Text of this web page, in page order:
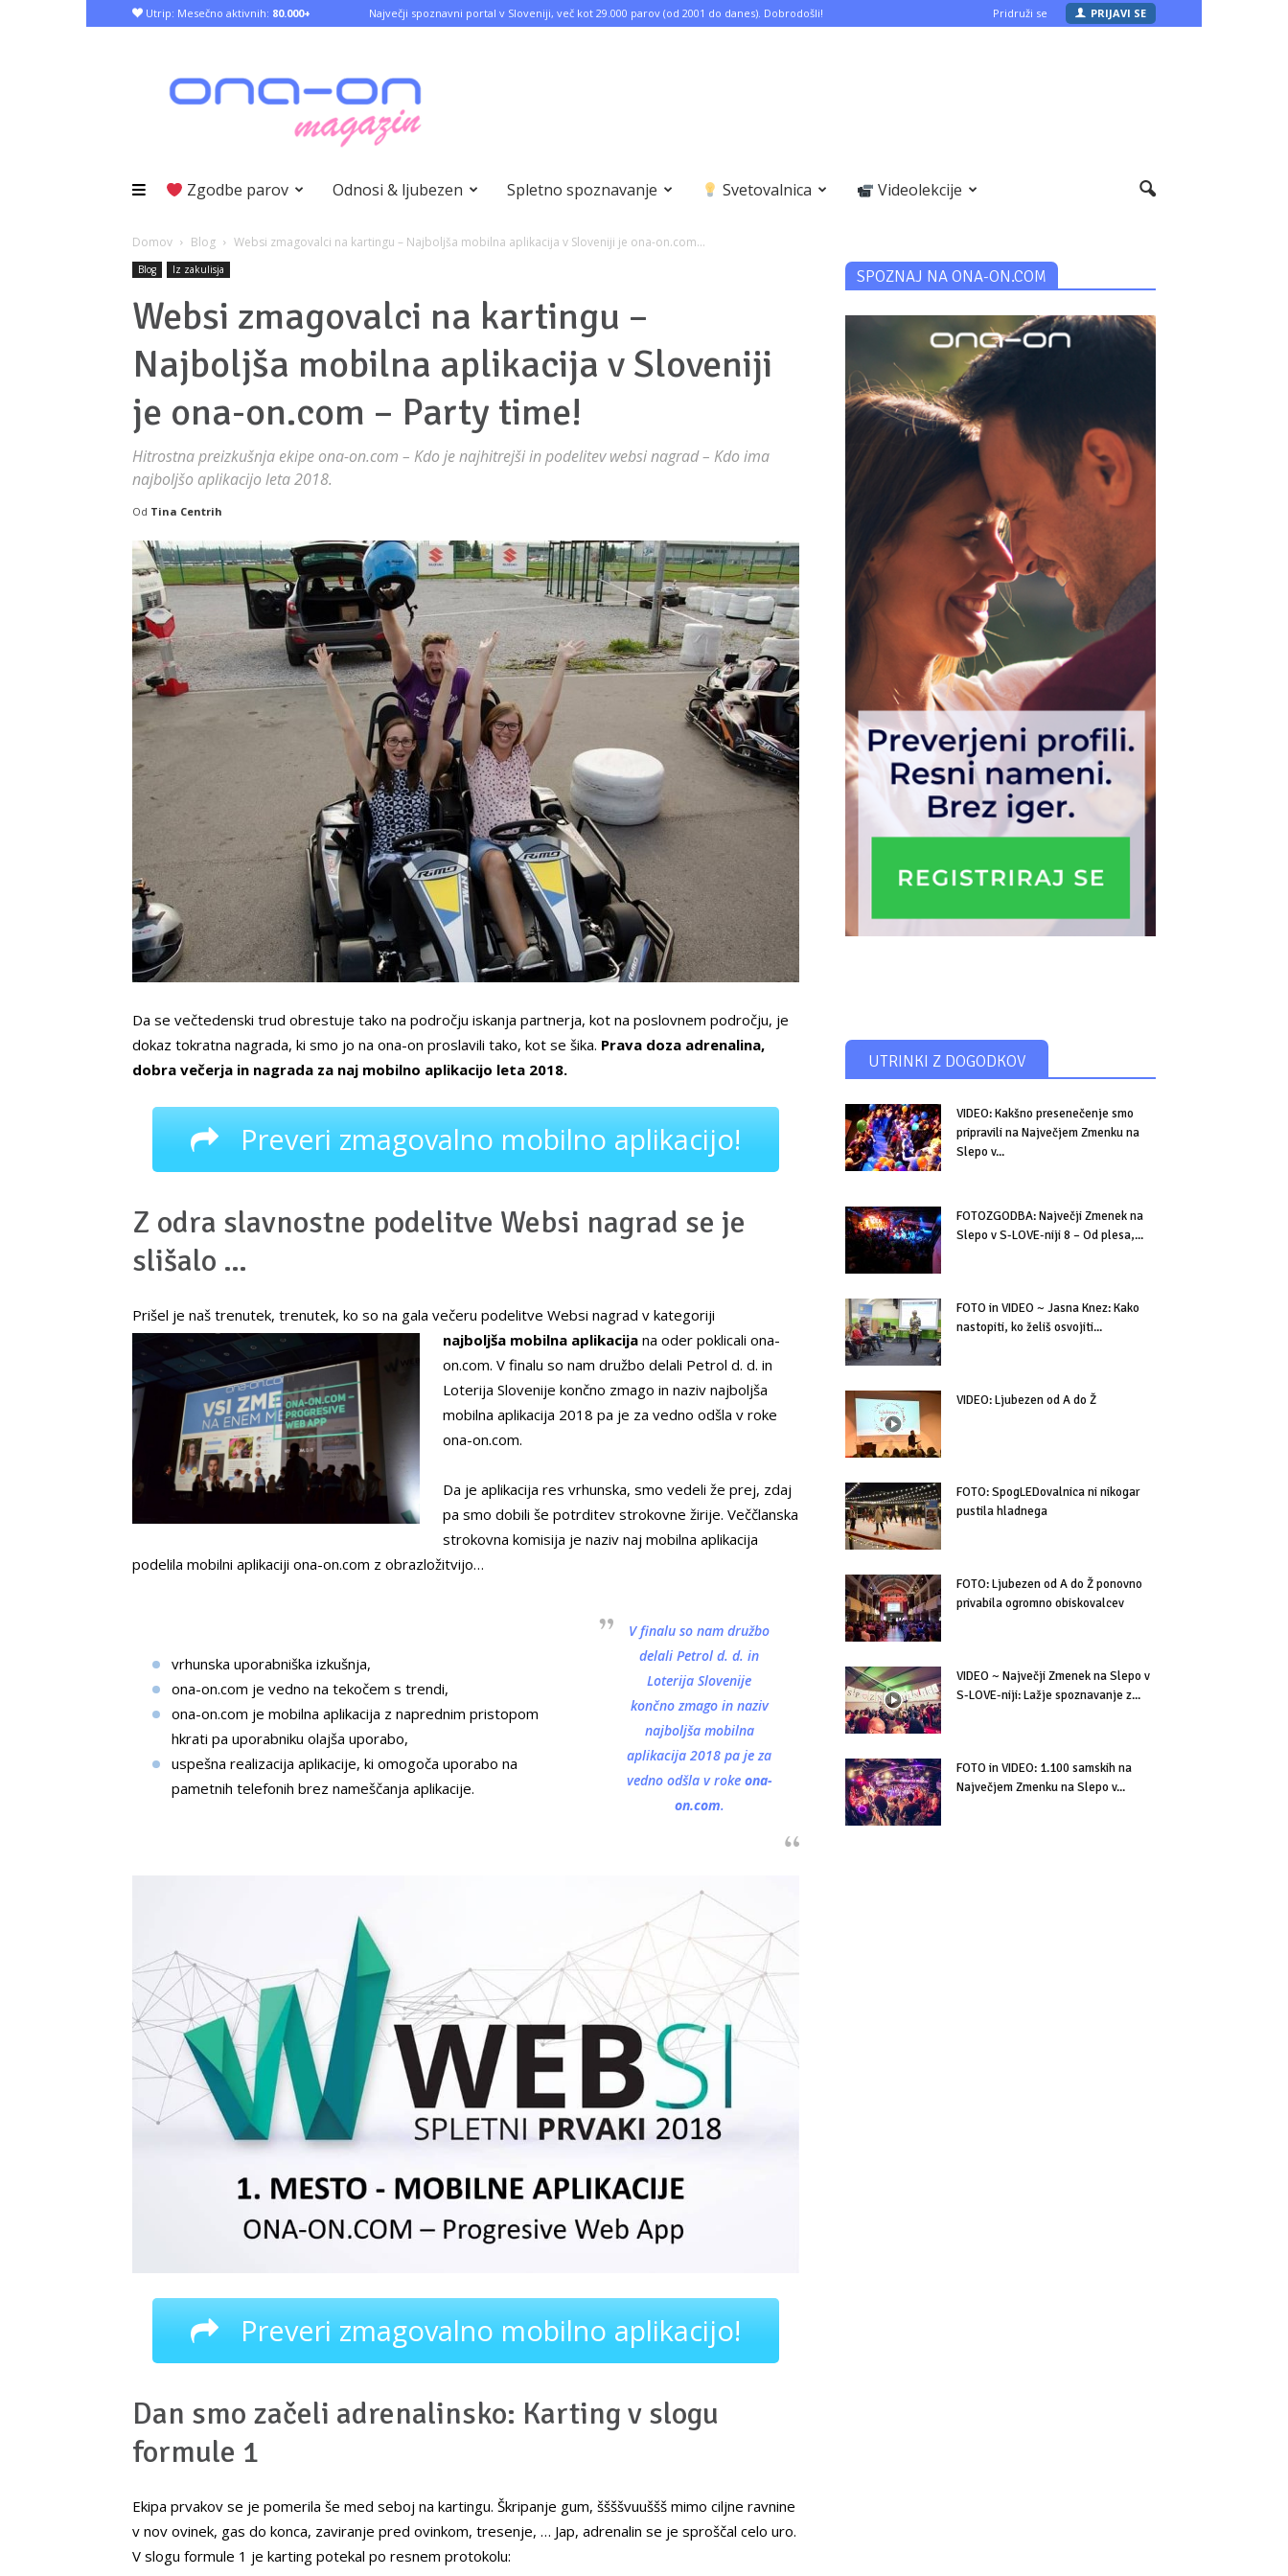
Utrip: Mesečno aktivnih: 80.000+ Največji spoznavni portal v Sloveniji, več kot 29.000 parov (od 2001 do danes). Dobrodošli! Pridruži se PRIJAVI SE
Zgodbe parov Odnosi & ljubezen Spletno spoznavanje Svetovalnica Videolekcije
Domov Blog Websi zmagovalci na kartingu – Najboljša mobilna aplikacija v Sloveniji je ona-on.com...
Blog Iz zakulisja
Websi zmagovalci na kartingu –
Najboljša mobilna aplikacija v Sloveniji
je ona-on.com – Party time!
Hitrostna preizkušnja ekipe ona-on.com – Kdo je najhitrejši in podelitev websi nagrad – Kdo ima
najboljšo aplikacijo leta 2018.
Od Tina Centrih
Da se večtedenski trud obrestuje tako na področju iskanja partnerja, kot na poslovnem področju, je
dokaz tokratna nagrada, ki smo jo na ona-on proslavili tako, kot se šika. Prava doza adrenalina,
dobra večerja in nagrada za naj mobilno aplikacijo leta 2018.
Preveri zmagovalno mobilno aplikacijo!
Z odra slavnostne podelitve Websi nagrad se je
slišalo …
Prišel je naš trenutek, trenutek, ko so na gala večeru podelitve Websi nagrad v kategoriji
najboljša mobilna aplikacija na oder poklicali ona-
on.com. V finalu so nam družbo delali Petrol d. d. in
Loterija Slovenije končno zmago in naziv najboljša
mobilna aplikacija 2018 pa je za vedno odšla v roke
ona-on.com.
Da je aplikacija res vrhunska, smo vedeli že prej, zdaj
pa smo dobili še potrditev strokovne žirije. Veččlanska
strokovna komisija je naziv naj mobilna aplikacija
podelila mobilni aplikaciji ona-on.com z obrazložitvijo…
V finalu so nam družbo
delali Petrol d. d. in
Loterija Slovenije
končno zmago in naziv
najboljša mobilna
aplikacija 2018 pa je za
vedno odšla v roke ona-
on.com.
vrhunska uporabniška izkušnja,
ona-on.com je vedno na tekočem s trendi,
ona-on.com je mobilna aplikacija z naprednim pristopom
hkrati pa uporabniku olajša uporabo,
uspešna realizacija aplikacije, ki omogoča uporabo na
pametnih telefonih brez nameščanja aplikacije.
Preveri zmagovalno mobilno aplikacijo!
Dan smo začeli adrenalinsko: Karting v slogu
formule 1
Ekipa prvakov se je pomerila še med seboj na kartingu. Škripanje gum, ššššvuuššš mimo ciljne ravnine
v nov ovinek, gas do konca, zaviranje pred ovinkom, tresenje, … Jap, adrenalin se je sproščal celo uro.
V slogu formule 1 je karting potekal po resnem protokolu:
SPOZNAJ NA ONA-ON.COM
UTRINKI Z DOGODKOV
VIDEO: Kakšno presenečenje smo
pripravili na Največjem Zmenku na
Slepo v...
FOTOZGODBA: Največji Zmenek na
Slepo v S-LOVE-niji 8 – Od plesa,...
FOTO in VIDEO ~ Jasna Knez: Kako
nastopiti, ko želiš osvojiti...
VIDEO: Ljubezen od A do Ž
FOTO: SpogLEDovalnica ni nikogar
pustila hladnega
FOTO: Ljubezen od A do Ž ponovno
privabila ogromno obiskovalcev
VIDEO ~ Največji Zmenek na Slepo v
S-LOVE-niji: Lažje spoznavanje z...
FOTO in VIDEO: 1.100 samskih na
Največjem Zmenku na Slepo v...